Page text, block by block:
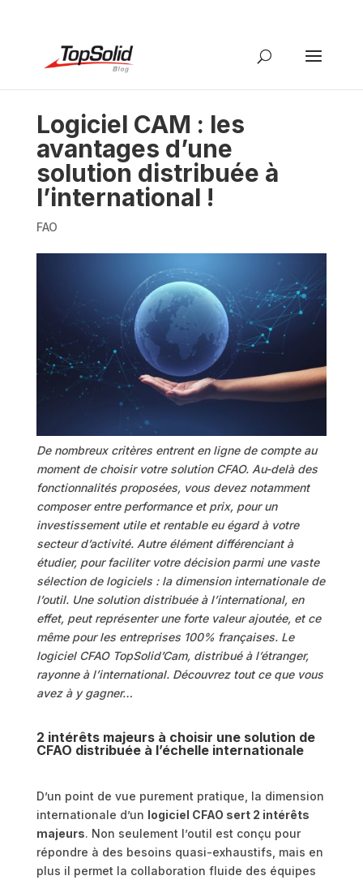
Logiciel CAM : les
avantages d’une
solution distribuée à
l’international !
FAO
De nombreux critères entrent en ligne de compte au
moment de choisir votre solution CFAO. Au-delà des
fonctionnalités proposées, vous devez notamment
composer entre performance et prix, pour un
investissement utile et rentable eu égard à votre
secteur d’activité. Autre élément différenciant à
étudier, pour faciliter votre décision parmi une vaste
sélection de logiciels : la dimension internationale de
l’outil. Une solution distribuée à l’international, en
effet, peut représenter une forte valeur ajoutée, et ce
même pour les entreprises 100% françaises. Le
logiciel CFAO TopSolid’Cam, distribué à l’étranger,
rayonne à l’international. Découvrez tout ce que vous
avez à y gagner…
2 intérêts majeurs à choisir une solution de
CFAO distribuée à l’échelle internationale
D’un point de vue purement pratique, la dimension
internationale d’un logiciel CFAO sert 2 intérêts
majeurs. Non seulement l’outil est conçu pour
répondre à des besoins quasi-exhaustifs, mais en
plus il permet la collaboration fluide des équipes